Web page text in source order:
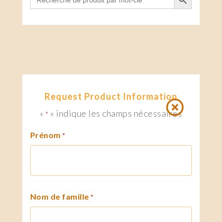
Request Product Information
«* » indique les champs nécessaires
Prénom *
Nom de famille *